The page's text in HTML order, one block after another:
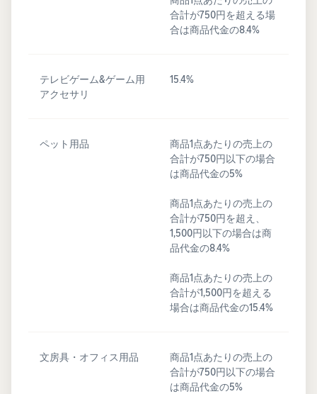
合計が750円を超える場
合は商品代金の8.4%
テレビゲーム&ゲーム用
アクセサリ
15.4%
ペット用品
商品1点あたりの売上の
合計が750円以下の場合
は商品代金の5%
商品1点あたりの売上の
合計が750円を超え、
1,500円以下の場合は商
品代金の8.4%
商品1点あたりの売上の
合計が1,500円を超える
場合は商品代金の15.4%
文房具・オフィス用品
商品1点あたりの売上の
合計が750円以下の場合
は商品代金の5%